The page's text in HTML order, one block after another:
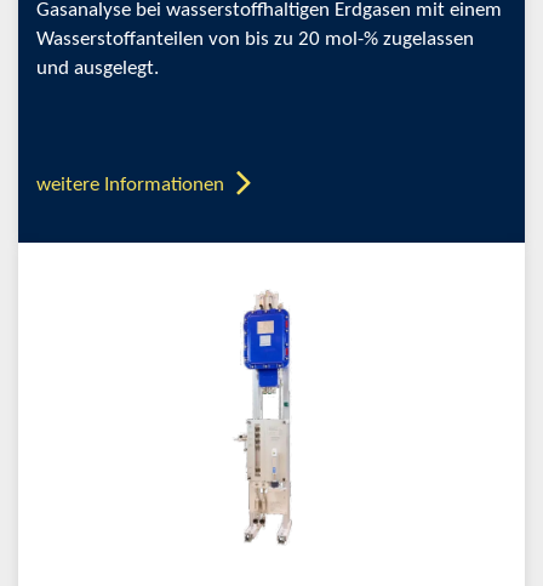
Gasanalyse bei wasserstoffhaltigen Erdgasen mit einem
Wasserstoffanteilen von bis zu 20 mol-% zugelassen
und ausgelegt.
weitere Informationen